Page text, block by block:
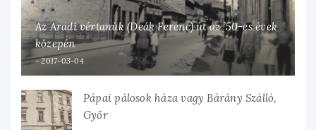
Az Aradi vértanúk (Deák Ferenc) út az ’50-es évek
közepén
2017-03-04
Pápai pálosok háza vagy Bárány Szálló,
Győr